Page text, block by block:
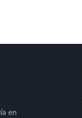
en